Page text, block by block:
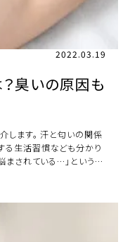
2022.03.19
臭いの原因も
します。 汗と匂いの関係
る生活習慣なども分かり
まされている…」という方